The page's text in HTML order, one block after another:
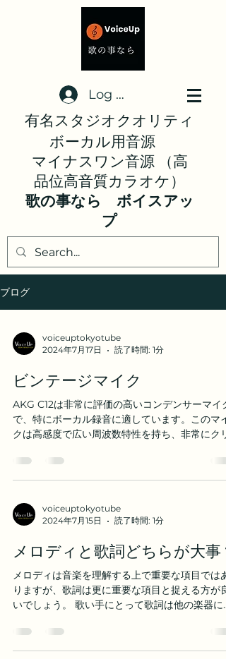
Log In
有名スタジオクオリティ
ボーカル用音源
マイナスワン音源 （高
品位高音質カラオケ）
歌の事なら ボイスアッ
プ
ブログ
voiceuptokyotube
2024年7月17日
読了時間: 1分
ビンテージマイク
AKG C12は非常に評価の高いコンデンサーマイク
で、特にボーカル録音に適しています。このマイ
クは高感度で広い周波数特性を持ち、非常にクリ
しており、温かみのある豊かな音を再現すること
ができます。その高い感度と正確な音の再現性に
voiceuptokyotube
2024年7月15日
読了時間: 1分
メロディと歌詞どちらが大事？
メロディは音楽を理解する上で重要な項目ではあ
りますが、歌詞は更に重要な項目と捉える方が良
いでしょう。 歌い手にとって歌詞は他の楽器にな
えてしまえば自然に再現されるものですが、この
時にメロディや音程を気にすると不思議におかし